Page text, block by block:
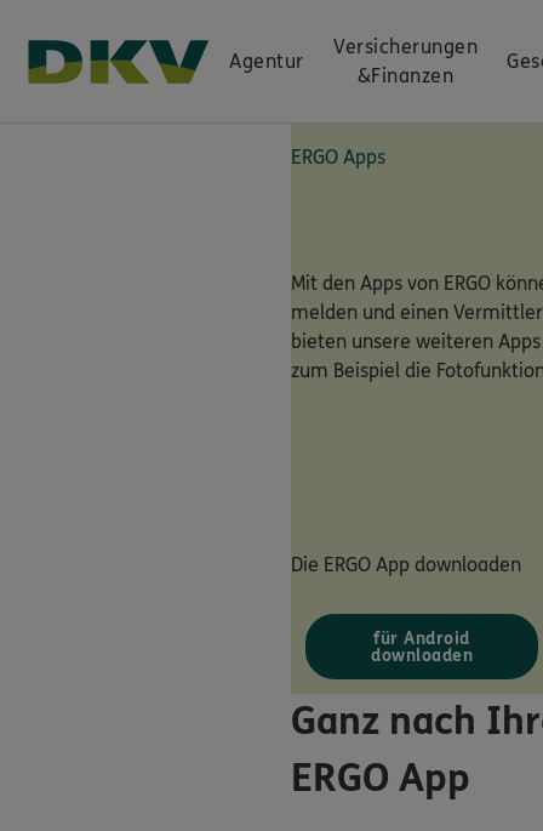
Agentur
Versicherungen
&Finanzen
ERGO Apps
Mit den Apps von ERGO
melden und einen
bieten unsere weiteren
zum Beispiel die
Die ERGO App downloaden
für Android
downloaden
Ganz nach
ERGO App